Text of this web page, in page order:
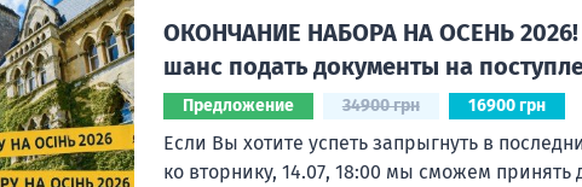
ОКОНЧАНИЕ НАБОРА НА ОСЕНЬ 2026!
шанс подать документы на
Предложение 34900 грн 16900 грн
Если Вы хотите успеть запрыгнуть в
ко вторнику, 14.07, 18:00 мы сможем принять